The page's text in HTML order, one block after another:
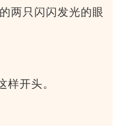
两只闪闪发光的眼
样开头。